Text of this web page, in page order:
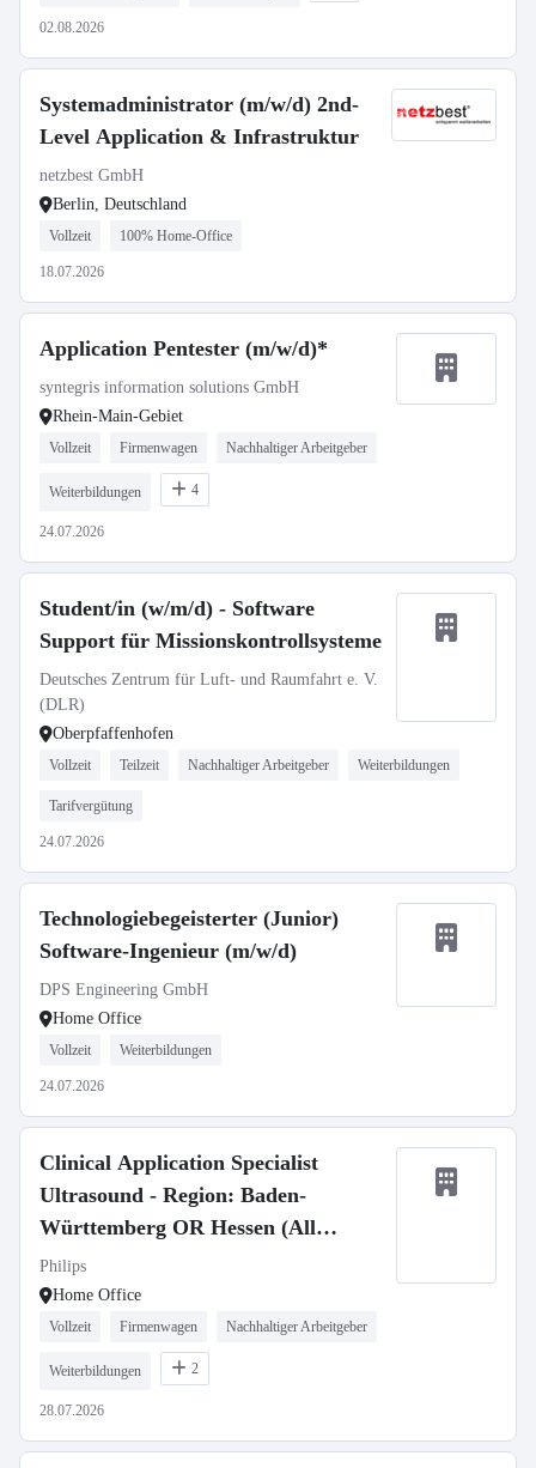
02.08.2026
Systemadministrator (m/w/d) 2nd-
Level Application & Infrastruktur
netzbest GmbH
Berlin, Deutschland
Vollzeit 100% Home-Office
18.07.2026
Application Pentester (m/w/d)*
syntegris information solutions GmbH
Rhein-Main-Gebiet
Vollzeit Firmenwagen Nachhaltiger Arbeitgeber
Weiterbildungen 4
24.07.2026
Student/in (w/m/d) - Software
Support für Missionskontrollsysteme
Deutsches Zentrum für Luft- und Raumfahrt e. V.
(DLR)
Oberpfaffenhofen
Vollzeit Teilzeit Nachhaltiger Arbeitgeber Weiterbildungen
Tarifvergütung
24.07.2026
Technologiebegeisterter (Junior)
Software-Ingenieur (m/w/d)
DPS Engineering GmbH
Home Office
Vollzeit Weiterbildungen
24.07.2026
Clinical Application Specialist
Ultrasound - Region: Baden-
Württemberg OR Hessen (All
Genders)
Philips
Home Office
Vollzeit Firmenwagen Nachhaltiger Arbeitgeber
Weiterbildungen 2
28.07.2026